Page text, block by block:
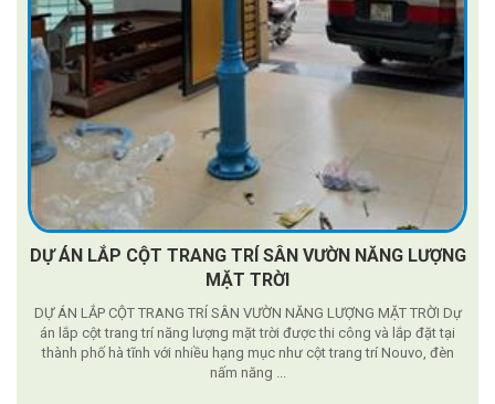
DỰ ÁN LẮP CỘT TRANG TRÍ SÂN VƯỜN NĂNG LƯỢNG
MẶT TRỜI
DỰ ÁN LẮP CỘT TRANG TRÍ SÂN VƯỜN NĂNG LƯỢNG MẶT TRỜI Dự
án lắp cột trang trí năng lượng mặt trời được thi công và lắp đặt tại
thành phố hà tĩnh với nhiều hạng mục như cột trang trí Nouvo, đèn
nấm năng ...